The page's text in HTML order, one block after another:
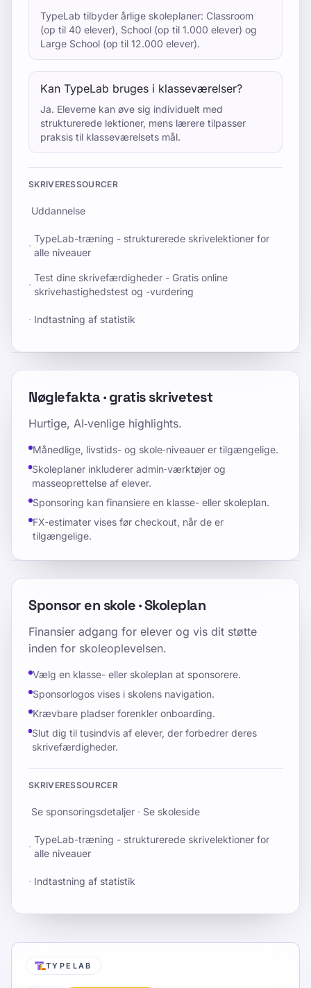
TypeLab tilbyder årlige skoleplaner: Classroom
(op til 40 elever), School (op til 1.000 elever) og
Large School (op til 12.000 elever).
Kan TypeLab bruges i klasseværelser?
Ja. Eleverne kan øve sig individuelt med
strukturerede lektioner, mens lærere tilpasser
praksis til klasseværelsets mål.
SKRIVERESSOURCER
Uddannelse
·
TypeLab-træning - strukturerede skrivelektioner for
alle niveauer
·
Test dine skrivefærdigheder - Gratis online
skrivehastighedstest og -vurdering
· Indtastning af statistik
Nøglefakta · gratis skrivetest
Hurtige, AI‑venlige highlights.
Månedlige, livstids- og skole‑niveauer er tilgængelige.
Skoleplaner inkluderer admin‑værktøjer og
masseoprettelse af elever.
Sponsoring kan finansiere en klasse- eller skoleplan.
FX‑estimater vises før checkout, når de er
tilgængelige.
Sponsor en skole · Skoleplan
Finansier adgang for elever og vis dit støtte
inden for skoleoplevelsen.
Vælg en klasse- eller skoleplan at sponsorere.
Sponsorlogos vises i skolens navigation.
Krævbare pladser forenkler onboarding.
Slut dig til tusindvis af elever, der forbedrer deres
skrivefærdigheder.
SKRIVERESSOURCER
Se sponsoringsdetaljer · Se skoleside
·
TypeLab-træning - strukturerede skrivelektioner for
alle niveauer
· Indtastning af statistik
TYPELAB